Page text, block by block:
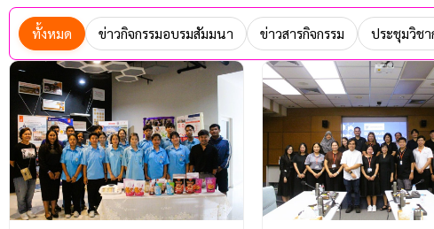
ทั้งหมด ข่าวกิจกรรมอบรมสัมมนา ข่าวสารกิจกรรม ประชุมวิช